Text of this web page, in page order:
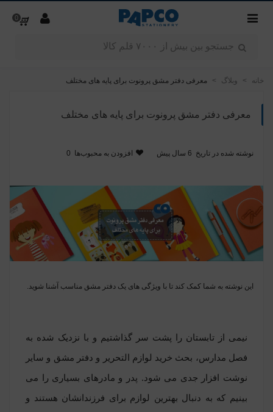
0
خانه > وبلاگ > معرفی دفتر مشق پرونوت برای پایه های مختلف
معرفی دفتر مشق پرونوت برای پایه های مختلف
نوشته شده در تاریخ 6 سال پیش افزودن به محبوب‌ها 0
این نوشته به شما کمک کند تا با ویژگی های یک دفتر مشق مناسب آشنا شوید.
نیمی از تابستان را پشت سر گذاشتیم و با نزدیک شده به
فصل مدارس، بحث خرید لوازم التحریر و دفتر مشق و سایر
نوشت افزار جدی می شود. پدر و مادرهای بسیاری را می
بینیم که به دنبال بهترین لوازم برای فرزندانشان هستند و